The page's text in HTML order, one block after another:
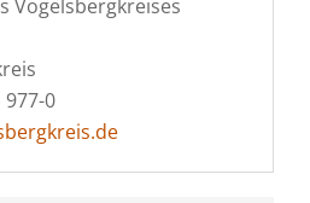
Vogelsbergkreises
977-0